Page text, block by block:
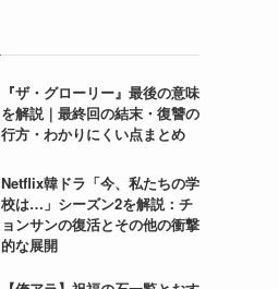
『ザ・グローリー』最後の意味
を解説｜最終回の結末・復讐の
行方・わかりにくい点まとめ
Netflix韓ドラ「今、私たちの学
校は…」シーズン2を解説：チ
ョンサンの復活とその他の衝撃
的な展開